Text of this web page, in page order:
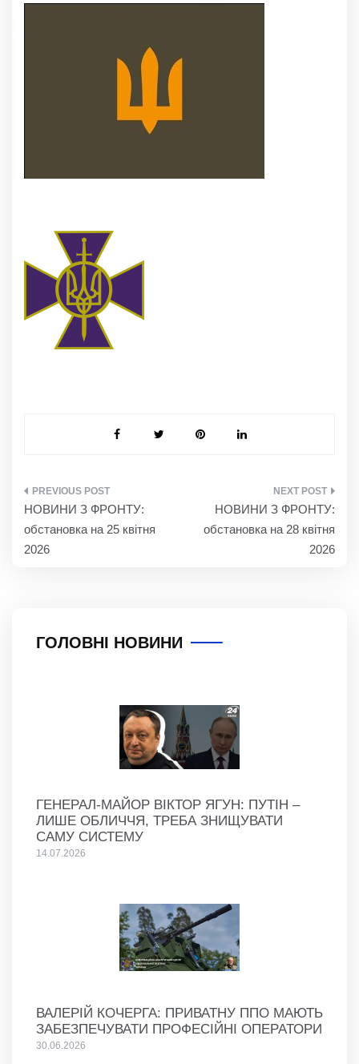
НАВІГАЦІЯ
ЗАПИСІВ
НОВИНИ З ФРОНТУ:
обстановка на 25 квітня
2026
НОВИНИ З ФРОНТУ:
обстановка на 28 квітня
2026
ГОЛОВНІ НОВИНИ
ГЕНЕРАЛ-МАЙОР ВІКТОР ЯГУН: ПУТІН –
ЛИШЕ ОБЛИЧЧЯ, ТРЕБА ЗНИЩУВАТИ
САМУ СИСТЕМУ
14.07.2026
ВАЛЕРІЙ КОЧЕРГА: ПРИВАТНУ ППО МАЮТЬ
ЗАБЕЗПЕЧУВАТИ ПРОФЕСІЙНІ ОПЕРАТОРИ
30.06.2026